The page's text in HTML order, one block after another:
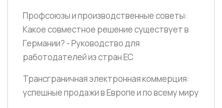
Профсоюзы и производственные советы:
Какое совместное решение существует в
Германии? - Руководство для
работодателей из стран ЕС
Трансграничная электронная коммерция:
успешные продажи в Европе и по всему миру